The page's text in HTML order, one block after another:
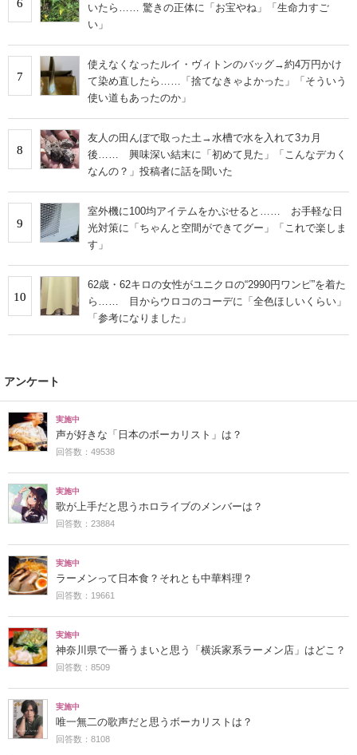
6
いたら…… 驚きの正体に「お宝やね」「生命力すご
い」
7
使えなくなったルイ・ヴィトンのバッグ→約4万円かけ
て染め直したら……「捨てなきゃよかった」「そういう
使い道もあったのか」
8
友人の田んぼで取った土→水槽で水を入れて3カ月
後…… 興味深い結末に「初めて見た」「こんなデカく
なんの？」投稿者に話を聞いた
9
室外機に100均アイテムをかぶせると…… お手軽な日
光対策に「ちゃんと空間ができてグー」「これで楽しま
す」
10
62歳・62キロの女性がユニクロの“2990円ワンピ”を着た
ら…… 目からウロコのコーデに「全色ほしいくらい」
「参考になりました」
アンケート
実施中
声が好きな「日本のボーカリスト」は？
回答数：49538
実施中
歌が上手だと思うホロライブのメンバーは？
回答数：23884
実施中
ラーメンって日本食？それとも中華料理？
回答数：19661
実施中
神奈川県で一番うまいと思う「横浜家系ラーメン店」はどこ？
回答数：8509
実施中
唯一無二の歌声だと思うボーカリストは？
回答数：8108